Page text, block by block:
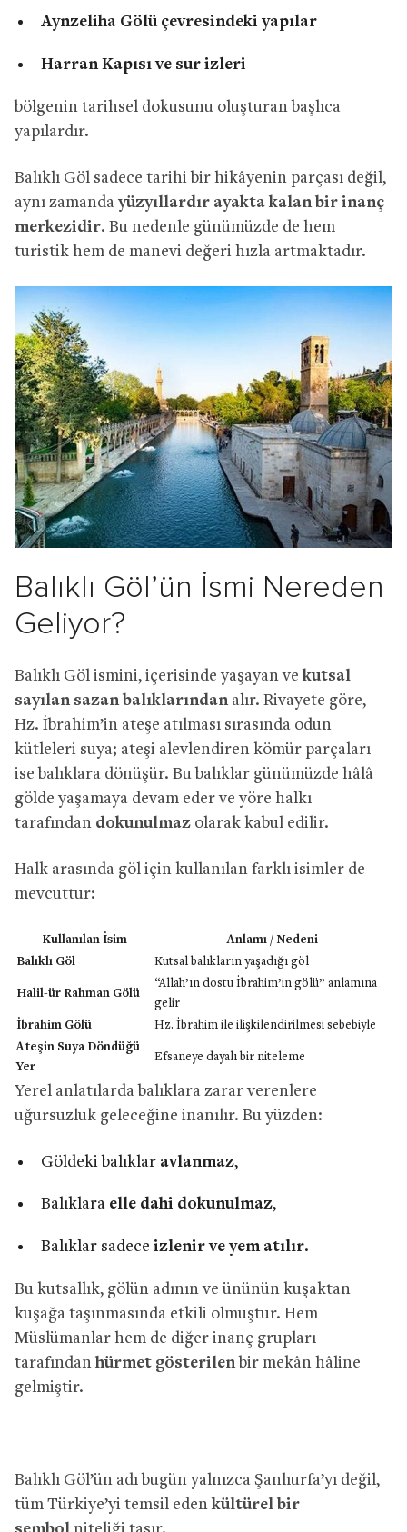
Aynzeliha Gölü çevresindeki yapılar
Harran Kapısı ve sur izleri
bölgenin tarihsel dokusunu oluşturan başlıca
yapılardır.
Balıklı Göl sadece tarihi bir hikâyenin parçası değil,
aynı zamanda yüzyıllardır ayakta kalan bir inanç
merkezidir. Bu nedenle günümüzde de hem
turistik hem de manevi değeri hızla artmaktadır.
Balıklı Göl’ün İsmi Nereden
Geliyor?
Balıklı Göl ismini, içerisinde yaşayan ve kutsal
sayılan sazan balıklarındanalır. Rivayete göre,
Hz. İbrahim’in ateşe atılması sırasında odun
kütleleri suya; ateşi alevlendiren kömür parçaları
ise balıklara dönüşür. Bu balıklar günümüzde hâlâ
gölde yaşamaya devam eder ve yöre halkı
tarafından dokunulmaz olarak kabul edilir.
Halk arasında göl için kullanılan farklı isimler de
mevcuttur:
Kullanılan İsim
Anlamı / Nedeni
Balıklı Göl
Kutsal balıkların yaşadığı göl
Halil-ür Rahman Gölü
“Allah’ın dostu İbrahim’in gölü” anlamına
gelir
İbrahim Gölü
Hz. İbrahim ile ilişkilendirilmesi sebebiyle
Ateşin Suya Döndüğü
Yer
Efsaneye dayalı bir niteleme
Yerel anlatılarda balıklara zarar verenlere
uğursuzluk geleceğine inanılır. Bu yüzden:
Göldeki balıklar avlanmaz,
Balıklara elle dahi dokunulmaz,
Balıklar sadece izlenir ve yem atılır.
Bu kutsallık, gölün adının ve ününün kuşaktan
kuşağa taşınmasında etkili olmuştur. Hem
Müslümanlar hem de diğer inanç grupları
tarafından hürmet gösterilenbir mekân hâline
gelmiştir.
Balıklı Göl’ün adı bugün yalnızca Şanlıurfa’yı değil,
tüm Türkiye’yi temsil eden kültürel bir